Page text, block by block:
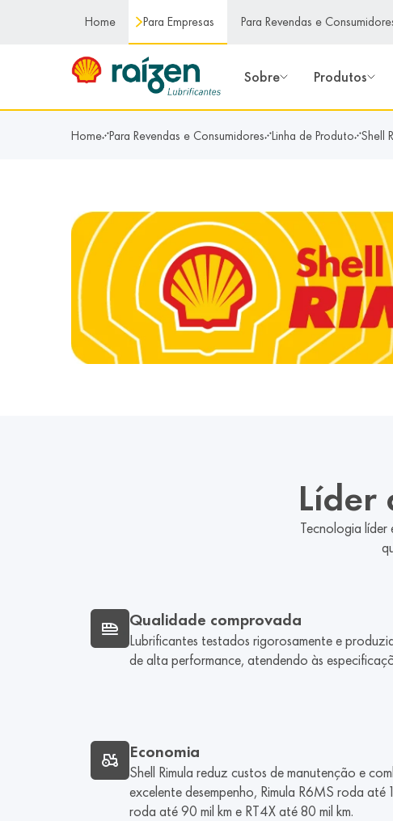
Home
Para Empresas Para Revendas e
Sobre Produtos
Home Para Revendas e Consumidores Linha de Produto Shell
Líder
Tecnologia
Qualidade comprovada
Lubrificantes testados rigorosamente e
de alta performance, atendendo às
Economia
Shell Rimula reduz custos de manutenção e
excelente desempenho, Rimula R6MS roda até
roda até 90 mil km e RT4X até 80 mil km.